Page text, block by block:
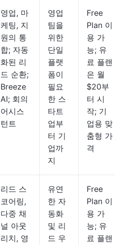
영업, 마
케팅, 지
원의 통
합; 자동
화된 리
드 순환;
Breeze
AI; 회의
어시스
턴트
영업
팀을
위한
단일
플랫
폼이
필요
한 스
타트
업부
터 기
업까
지
Free
Plan 이
용 가
능; 유
료 플랜
은 월
$20부
터 시
작; 기
업용 맞
춤형 가
격
리드 스
코어링,
다중 채
널 아웃
리치, 영
유연
한 자
동화
및 리
드 우
Free
Plan 이
용 가
능; 유
료 플랜